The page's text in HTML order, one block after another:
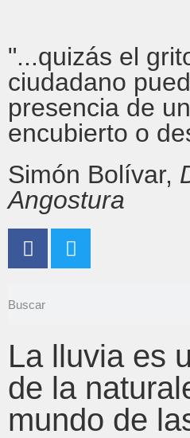
"...quizás el
ciudadano
presencia de
encubierto o
Simón Bolívar,
Angostura
La lluvia es
de la
mundo de